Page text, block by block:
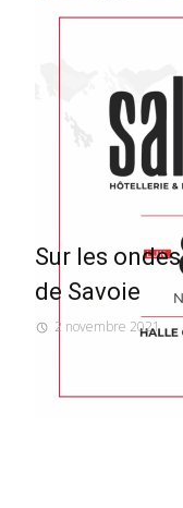
Sur les
de Savoie
2 novembre 2021